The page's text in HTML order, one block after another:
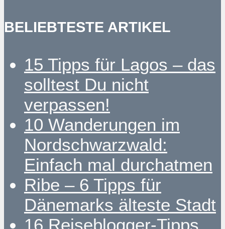
BELIEBTESTE ARTIKEL
15 Tipps für Lagos – das
solltest Du nicht
verpassen!
10 Wanderungen im
Nordschwarzwald:
Einfach mal durchatmen
Ribe – 6 Tipps für
Dänemarks älteste Stadt
16 Reiseblogger-Tipps